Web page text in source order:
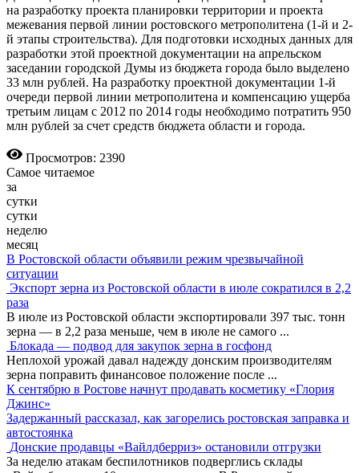
на разработку проекта планировки территории и проекта
межевания первой линии ростовского метрополитена (1-й и 2-
й этапы строительства). Для подготовки исходных данных для
разработки этой проектной документации на апрельском
заседании городской Думы из бюджета города было выделено
33 млн рублей. На разработку проектной документации 1-й
очереди первой линии метрополитена и компенсацию ущерба
третьим лицам с 2012 по 2014 годы необходимо потратить 950
млн рублей за счет средств бюджета области и города.
Просмотров: 2390
Самое читаемое
за
сутки
сутки
неделю
месяц
В Ростовской области объявили режим чрезвычайной
ситуации
Экспорт зерна из Ростовской области в июле сократился в 2,2
раза
В июле из Ростовской области экспортировали 397 тыс. тонн
зерна — в 2,2 раза меньше, чем в июле не самого ...
Блокада — подвод для закупок зерна в госфонд
Неплохой урожай давал надежду донским производителям
зерна поправить финансовое положение после ...
К сентябрю в Ростове начнут продавать косметику «Глория
Джинс»
Задержанный рассказал, как загорелись ростовская заправка и
автостоянка
Донские продавцы «Вайлдберриз» остановили отгрузки
За неделю атакам беспилотников подверглись склады